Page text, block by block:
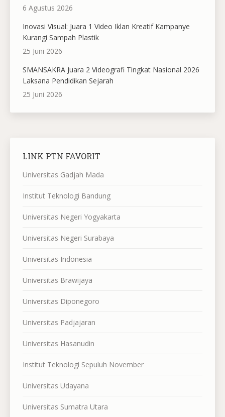
6 Agustus 2026
Inovasi Visual: Juara 1 Video Iklan Kreatif Kampanye
Kurangi Sampah Plastik
25 Juni 2026
SMANSAKRA Juara 2 Videografi Tingkat Nasional 2026
Laksana Pendidikan Sejarah
25 Juni 2026
LINK PTN FAVORIT
Universitas Gadjah Mada
Institut Teknologi Bandung
Universitas Negeri Yogyakarta
Universitas Negeri Surabaya
Universitas Indonesia
Universitas Brawijaya
Universitas Diponegoro
Universitas Padjajaran
Universitas Hasanudin
Institut Teknologi Sepuluh November
Universitas Udayana
Universitas Sumatra Utara